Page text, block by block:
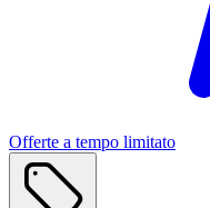
Offerte a tempo limitato